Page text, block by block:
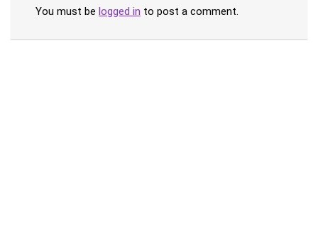
You must be logged in to post a comment.